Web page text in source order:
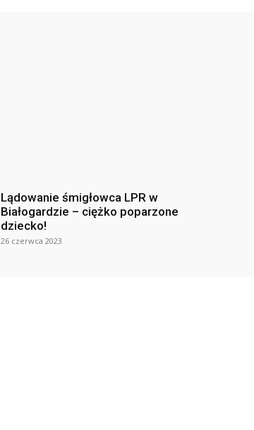
Lądowanie śmigłowca LPR w
Białogardzie – ciężko poparzone
dziecko!
26 czerwca 2023